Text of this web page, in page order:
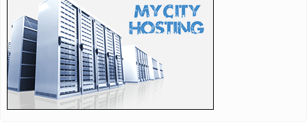
22:49:Miodrag Stanić ponovo izabran za direktora Lekarske
komore Srbij...
22:48:Lista polovnih električnih modela koji dugoročno najbolje
zadr...
22:44:Za suncobran i ležaljke traže i do 368 evra